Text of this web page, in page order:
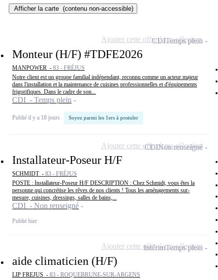
Afficher la carte (contenu non-accessible)
Monteur (H/F) #TDFE2026
MANPOWER - 83 - FRÉJUS
Notre client est un groupe familial indépendant, reconnu comme un acteur majeur
dans l'installation et la maintenance de cuisines professionnelles et d'équipements
frigorifiques. Dans le cadre de son...
CDI - Temps plein
Publié il y a 18 jours Soyez parmi les 1ers à postuler
CDITemps plein
Ajouter cette offre à ma sélection
Installateur-Poseur H/F
SCHMIDT - 83 - FRÉJUS
POSTE : Installateur-Poseur H/F DESCRIPTION : Chez Schmidt, vous êtes la
personne qui concrétise les rêves de nos clients ! Tous les aménagements sur-
mesure, cuisines, dressings, salles de bains,...
CDI - Non renseigné
Publié hier
CDINon renseigné
Ajouter cette offre à ma sélection
aide climaticien (H/F)
LIP FREJUS - 83 - ROQUEBRUNE-SUR-ARGENS
IntérimTemps plein
Ajouter cette offre à ma sélection